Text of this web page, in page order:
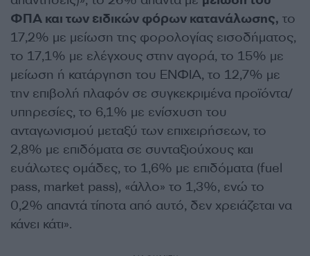
ΦΠΑ και των ειδικών φόρων κατανάλωσης, το
17,2% με μείωση της φορολογίας εισοδήματος,
το 17,1% με ελέγχους στην αγορά, το 15% με
μείωση ή κατάργηση του ΕΝΦΙΑ, το 12,7% με
την επιβολή πλαφόν σε συγκεκριμένα προϊόντα/
υπηρεσίες, το 6,1% με ενίσχυση του
ανταγωνισμού μεταξύ των επιχειρήσεων, το
2,8% με επιδόματα σε συνταξιούχους και
ευάλωτες ομάδες, το 1,6% με επιδόματα (fuel
pass, market pass), «άλλο» το 1,3%, ενώ το
0,2% απαντά τίποτα από αυτό, δεν χρειάζεται να
κάνει κάτι».